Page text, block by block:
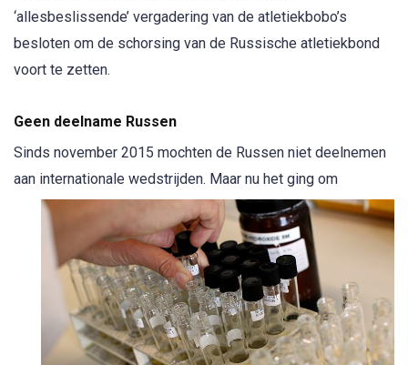
‘allesbeslissende’ vergadering van de atletiekbobo’s
besloten om de schorsing van de Russische atletiekbond
voort te zetten.
Geen deelname Russen
Sinds november 2015 mochten de Russen niet deelnemen
aan internationale wedstrijden. Maar nu het ging om